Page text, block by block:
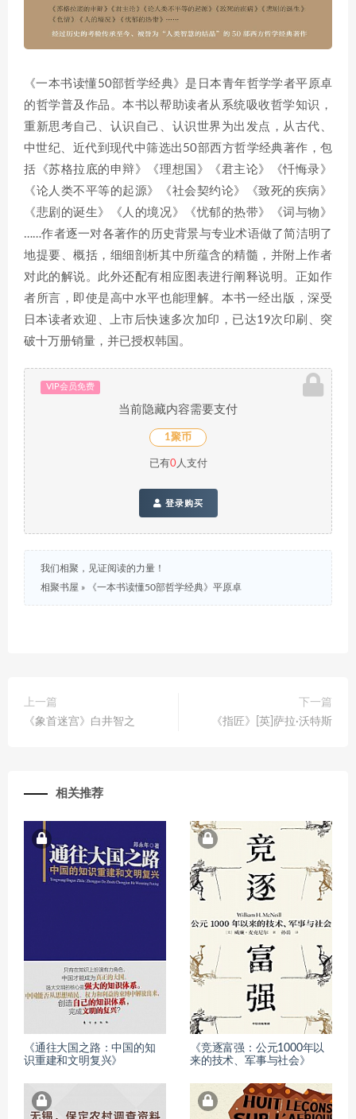
《一本书读懂50部哲学经典》是日本青年哲学学者平原卓
的哲学普及作品。本书以帮助读者从系统吸收哲学知识，
重新思考自己、认识自己、认识世界为出发点，从古代、
中世纪、近代到现代中筛选出50部西方哲学经典著作，包
括《苏格拉底的申辩》《理想国》《君主论》《忏悔录》
《论人类不平等的起源》《社会契约论》《致死的疾病》
《悲剧的诞生》《人的境况》《忧郁的热带》《词与物》
……作者逐一对各著作的历史背景与专业术语做了简洁明了
地提要、概括，细细剖析其中所蕴含的精髓，并附上作者
对此的解说。此外还配有相应图表进行阐释说明。正如作
者所言，即使是高中水平也能理解。本书一经出版，深受
日本读者欢迎、上市后快速多次加印，已达19次印刷、突
破十万册销量，并已授权韩国。
VIP会员免费
当前隐藏内容需要支付
1聚币
已有0人支付
登录购买
我们相聚，见证阅读的力量！
相聚书屋 » 《一本书读懂50部哲学经典》平原卓
上一篇
《象首迷宫》白井智之
下一篇
《指匠》[英]萨拉·沃特斯
相关推荐
《通往大国之路：中国的知
识重建和文明复兴》
《竞逐富强：公元1000年以
来的技术、军事与社会》